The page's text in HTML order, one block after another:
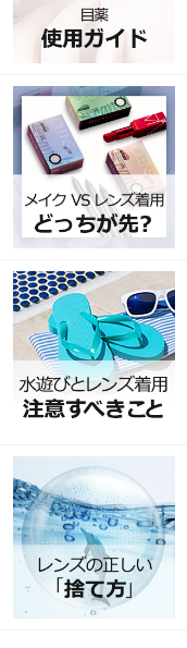
アプリダウンロード
INSTAGRAM TWITTER